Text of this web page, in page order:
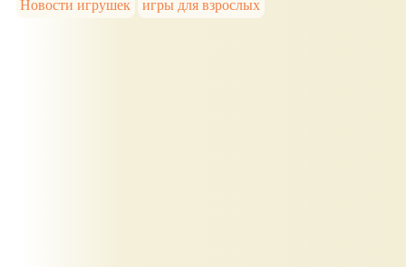
Новости игрушек
игры для взрослых